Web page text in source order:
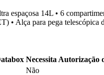
14L • 6
• Alça para pega telescópica
Necessita Autorização
Não